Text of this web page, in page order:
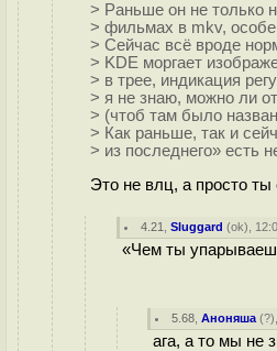
> Раньше он не только
> фильмах в mkv,
> Сейчас всё вроде
> KDE моргает
> в трее, индикация
> я не знаю, можно ли
> (чтоб там было
> Как раньше, так и
> из последнего» есть
Это не влц, а просто ты
4.21 ,Sluggard (ok),
«Чем ты
5.68 ,Аноняша (?
ага, а то мы не